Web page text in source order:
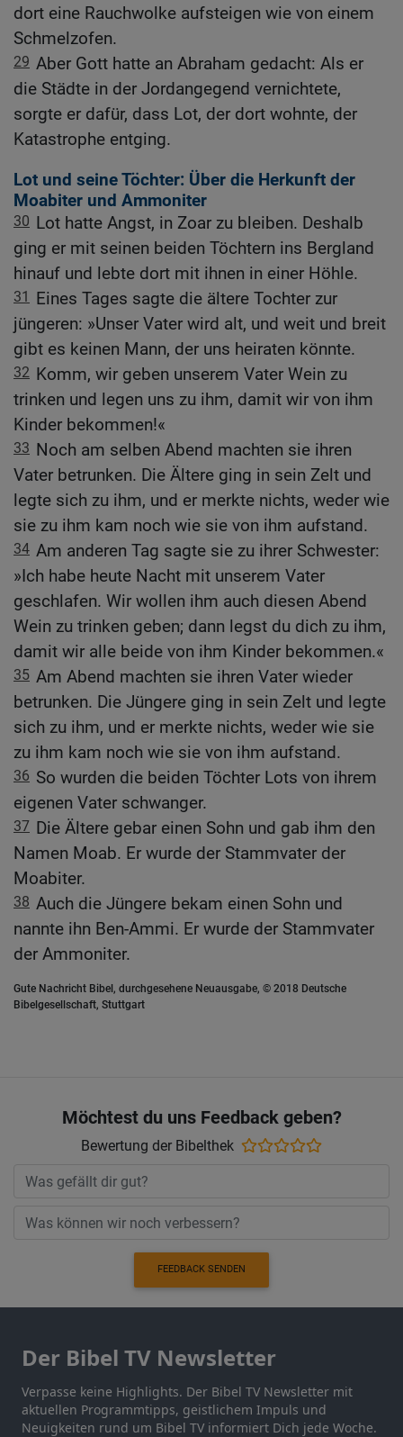
dort eine Rauchwolke aufsteigen wie von einem
Schmelzofen.
29 Aber Gott hatte an Abraham gedacht: Als er
die Städte in der Jordangegend vernichtete,
sorgte er dafür, dass Lot, der dort wohnte, der
Katastrophe entging.
Lot und seine Töchter: Über die Herkunft der
Moabiter und Ammoniter
30 Lot hatte Angst, in Zoar zu bleiben. Deshalb
ging er mit seinen beiden Töchtern ins Bergland
hinauf und lebte dort mit ihnen in einer Höhle.
31 Eines Tages sagte die ältere Tochter zur
jüngeren: »Unser Vater wird alt, und weit und breit
gibt es keinen Mann, der uns heiraten könnte.
32 Komm, wir geben unserem Vater Wein zu
trinken und legen uns zu ihm, damit wir von ihm
Kinder bekommen!«
33 Noch am selben Abend machten sie ihren
Vater betrunken. Die Ältere ging in sein Zelt und
legte sich zu ihm, und er merkte nichts, weder wie
sie zu ihm kam noch wie sie von ihm aufstand.
34 Am anderen Tag sagte sie zu ihrer Schwester:
»Ich habe heute Nacht mit unserem Vater
geschlafen. Wir wollen ihm auch diesen Abend
Wein zu trinken geben; dann legst du dich zu ihm,
damit wir alle beide von ihm Kinder bekommen.«
35 Am Abend machten sie ihren Vater wieder
betrunken. Die Jüngere ging in sein Zelt und legte
sich zu ihm, und er merkte nichts, weder wie sie
zu ihm kam noch wie sie von ihm aufstand.
36 So wurden die beiden Töchter Lots von ihrem
eigenen Vater schwanger.
37 Die Ältere gebar einen Sohn und gab ihm den
Namen Moab. Er wurde der Stammvater der
Moabiter.
38 Auch die Jüngere bekam einen Sohn und
nannte ihn Ben-Ammi. Er wurde der Stammvater
der Ammoniter.
Gute Nachricht Bibel, durchgesehene Neuausgabe, © 2018 Deutsche
Bibelgesellschaft, Stuttgart
Möchtest du uns Feedback geben?
Bewertung der Bibelthek
FEEDBACK SENDEN
Der Bibel TV Newsletter
Verpasse keine Highlights. Der Bibel TV Newsletter mit
aktuellen Programmtipps, geistlichem Impuls und
Neuigkeiten rund um Bibel TV informiert Dich jede Woche.